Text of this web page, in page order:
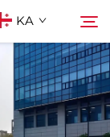
KA
Ძებნა